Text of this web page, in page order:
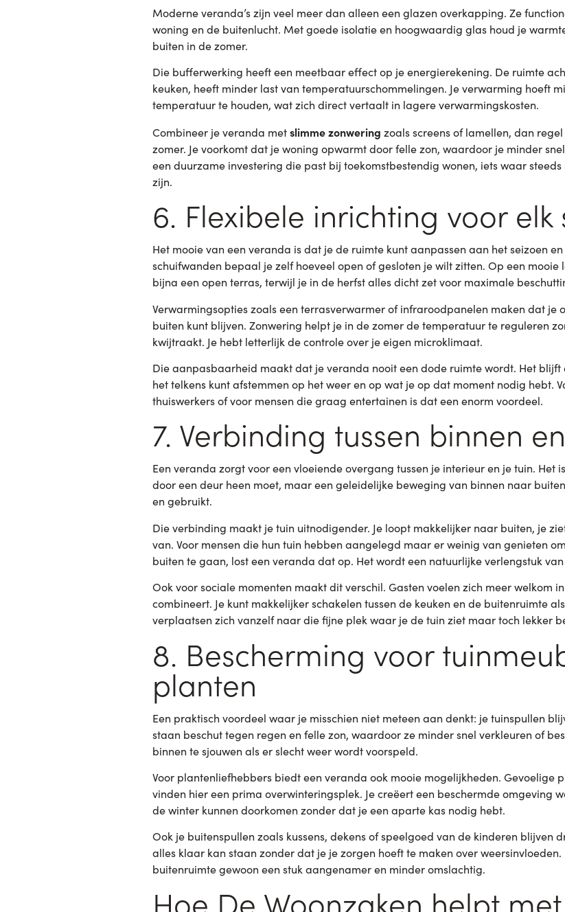
Moderne veranda’s zijn veel meer dan alleen een glazen overkapping. Ze
woning en de buitenlucht. Met goede isolatie en hoogwaardig glas houd je
buiten in de zomer.
Die bufferwerking heeft een meetbaar effect op je energierekening. De ruimte
keuken, heeft minder last van temperatuurschommelingen. Je verwarming hoeft
temperatuur te houden, wat zich direct vertaalt in lagere verwarmingskosten.
Combineer je veranda metslimme zonwering zoals screens of lamellen, dan
zomer. Je voorkomt dat je woning opwarmt door felle zon, waardoor je minder
een duurzame investering die past bij toekomstbestendig wonen, iets waar
zijn.
6. Flexibele inrichting voor elk
Het mooie van een veranda is dat je de ruimte kunt aanpassen aan het seizoen
schuifwanden bepaal je zelf hoeveel open of gesloten je wilt zitten. Op een
bijna een open terras, terwijl je in de herfst alles dicht zet voor maximale
Verwarmingsopties zoals een terrasverwarmer of infraroodpanelen maken dat je
buiten kunt blijven. Zonwering helpt je in de zomer de temperatuur te reguleren
kwijtraakt. Je hebt letterlijk de controle over je eigen microklimaat.
Die aanpasbaarheid maakt dat je veranda nooit een dode ruimte wordt. Het
het telkens kunt afstemmen op het weer en op wat je op dat moment nodig hebt.
thuiswerkers of voor mensen die graag entertainen is dat een enorm voordeel.
7. Verbinding tussen binnen
Een veranda zorgt voor een vloeiende overgang tussen je interieur en je tuin. Het
door een deur heen moet, maar een geleidelijke beweging van binnen naar
en gebruikt.
Die verbinding maakt je tuin uitnodigender. Je loopt makkelijker naar buiten, je
van. Voor mensen die hun tuin hebben aangelegd maar er weinig van genieten
buiten te gaan, lost een veranda dat op. Het wordt een natuurlijke verlengstuk
Ook voor sociale momenten maakt dit verschil. Gasten voelen zich meer welkom
combineert. Je kunt makkelijker schakelen tussen de keuken en de buitenruimte
verplaatsen zich vanzelf naar die fijne plek waar je de tuin ziet maar toch lekker
8. Bescherming voor
planten
Een praktisch voordeel waar je misschien niet meteen aan denkt: je tuinspullen
staan beschut tegen regen en felle zon, waardoor ze minder snel verkleuren of
binnen te sjouwen als er slecht weer wordt voorspeld.
Voor plantenliefhebbers biedt een veranda ook mooie mogelijkheden. Gevoelige
vinden hier een prima overwinteringsplek. Je creëert een beschermde omgeving
de winter kunnen doorkomen zonder dat je een aparte kas nodig hebt.
Ook je buitenspullen zoals kussens, dekens of speelgoed van de kinderen blijven
alles klaar kan staan zonder dat je je zorgen hoeft te maken over
buitenruimte gewoon een stuk aangenamer en minder omslachtig.
Hoe De Woonzaken helpt met